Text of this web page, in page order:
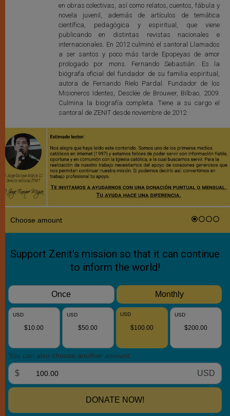
en obras colectivas, así como relatos, cuentos, fábula y
novela juvenil, además de artículos de temática
científica, pedagógica y espiritual, que viene
publicando en distintas revistas nacionales e
internacionales. En 2012 culminó el santoral Llamados
a ser santos y poco más tarde Epopeyas de amor
prologado por mons. Fernando Sebastián. Es la
biógrafa oficial del fundador de su familia espiritual,
autora de Fernando Rielo Pardal. Fundador de los
Misioneros Identes, Desclée de Brouwer, Bilbao, 2009.
Culmina la biografía completa. Tiene a su cargo el
santoral de ZENIT desde noviembre de 2012.